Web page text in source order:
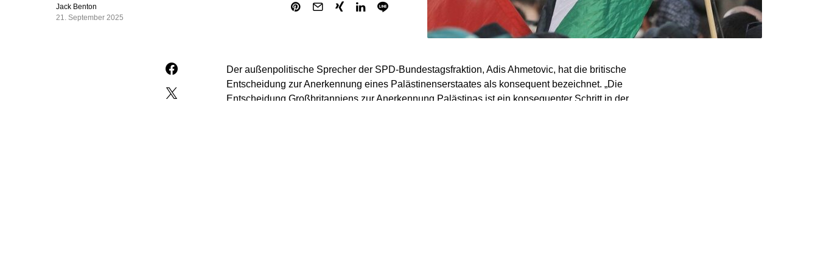
Jack Benton
21. September 2025
Der außenpolitische Sprecher der SPD-Bundestagsfraktion, Adis Ahmetovic, hat die britische
Entscheidung zur Anerkennung eines Palästinenserstaates als konsequent bezeichnet. „Die
Entscheidung Großbritanniens zur Anerkennung Palästinas ist ein konsequenter Schritt in der